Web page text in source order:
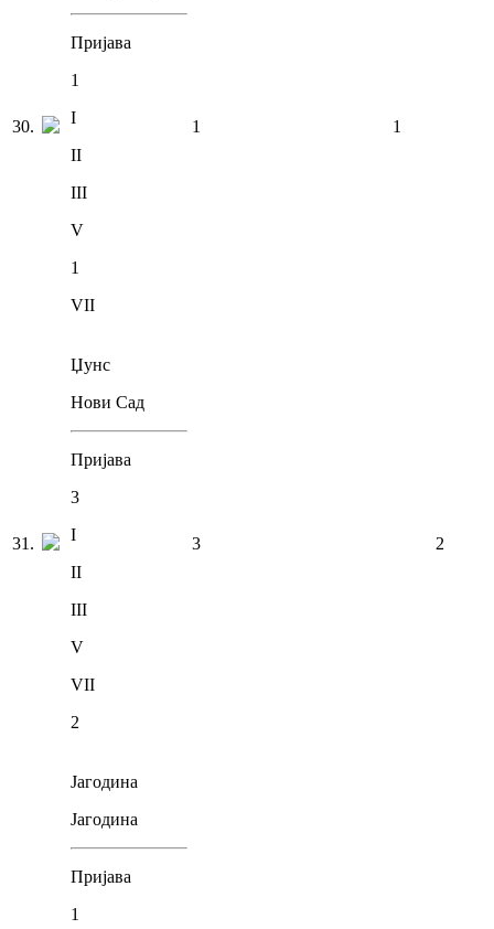
30.
Пријава
1
I
II
III
V
1
VII
1 1
31 .
Џунс
Нови Сад
Пријава
3
I
II
III
V
VII
2
3 2
Јагодина
Јагодина
Пријава
1